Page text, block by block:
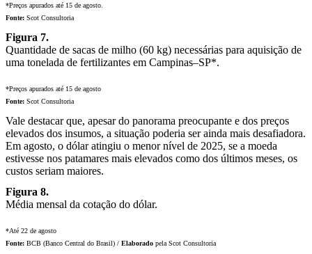
*Preços apurados até 15 de agosto.
Fonte: Scot Consultoria
Figura 7.
Quantidade de sacas de milho (60 kg) necessárias para aquisição de
uma tonelada de fertilizantes em Campinas–SP*.
*Preços apurados até 15 de agosto
Fonte: Scot Consultoria
Vale destacar que, apesar do panorama preocupante e dos preços
elevados dos insumos, a situação poderia ser ainda mais desafiadora.
Em agosto, o dólar atingiu o menor nível de 2025, se a moeda
estivesse nos patamares mais elevados como dos últimos meses, os
custos seriam maiores.
Figura 8.
Média mensal da cotação do dólar.
*Até 22 de agosto
Fonte: BCB (Banco Central do Brasil) / Elaborado pela Scot Consultoria